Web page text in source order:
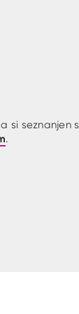
si seznanjen s
.